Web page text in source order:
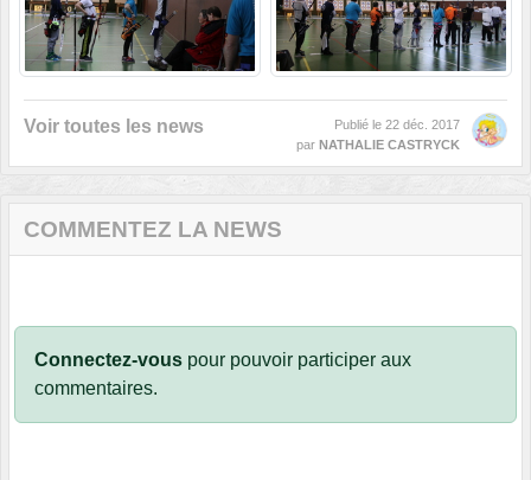
Voir toutes les news Publié le 22 déc. 2017
par NATHALIE CASTRYCK
COMMENTEZ LA NEWS
Connectez-vous pour pouvoir participer aux
commentaires.